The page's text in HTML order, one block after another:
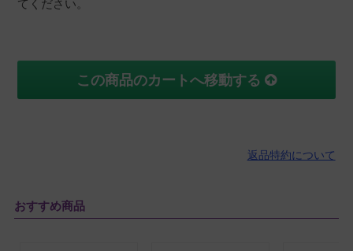
てください。
この商品のカートへ移動する
返品特約について
おすすめ商品